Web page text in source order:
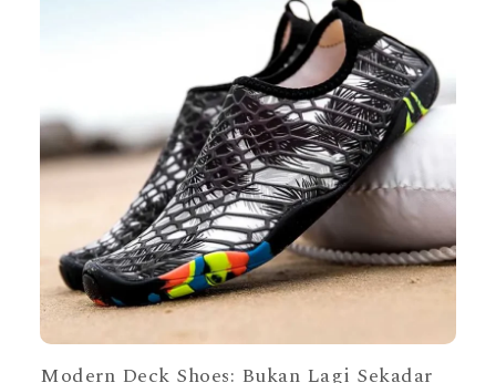
Modern Deck Shoes: Bukan Lagi Sekadar